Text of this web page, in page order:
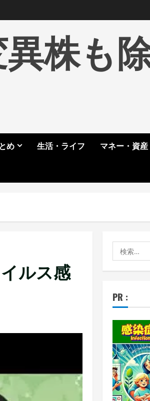
株も
め 生活・ライフ マネー・資
ルス感
索:
PR :